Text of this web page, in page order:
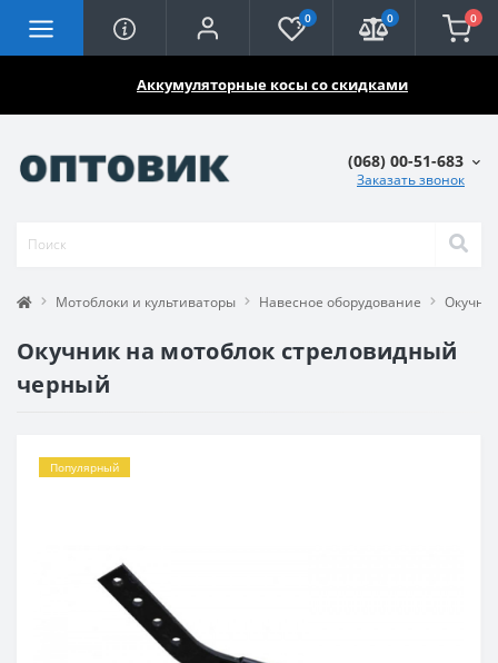
Аккумуляторные косы со скидками
0 0 0
(068) 00-51-683
Заказать звонок
Мотоблоки и культиваторы Навесное оборудование
Окучник на мотоблок стреловидный
черный
Популярный